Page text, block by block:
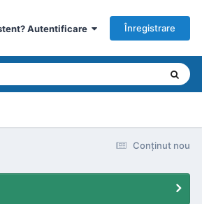
Autentificare Înregistrare
Conţinut nou